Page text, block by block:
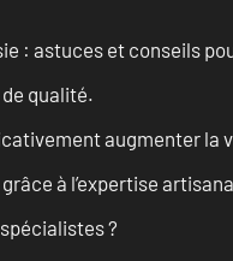
: astuces et conseils
qualité.
augmenter la
à l’expertise
?